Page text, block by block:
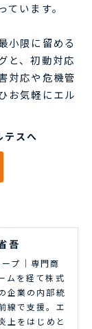
います。
小限に留める
と、初動対応
対応や危機管
お気軽にエル
テスへ
吾
プ｜専門商
ムを経て株式
企業の内部統
線で支援。エ
上をはじめと